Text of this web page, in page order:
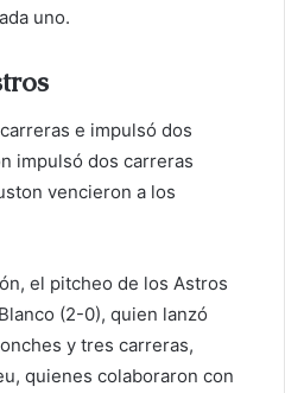
uno.
e impulsó dos
impulsó dos carreras
vencieron a los
el pitcheo de los Astros
(2-0), quien lanzó
y tres carreras,
quienes colaboraron con